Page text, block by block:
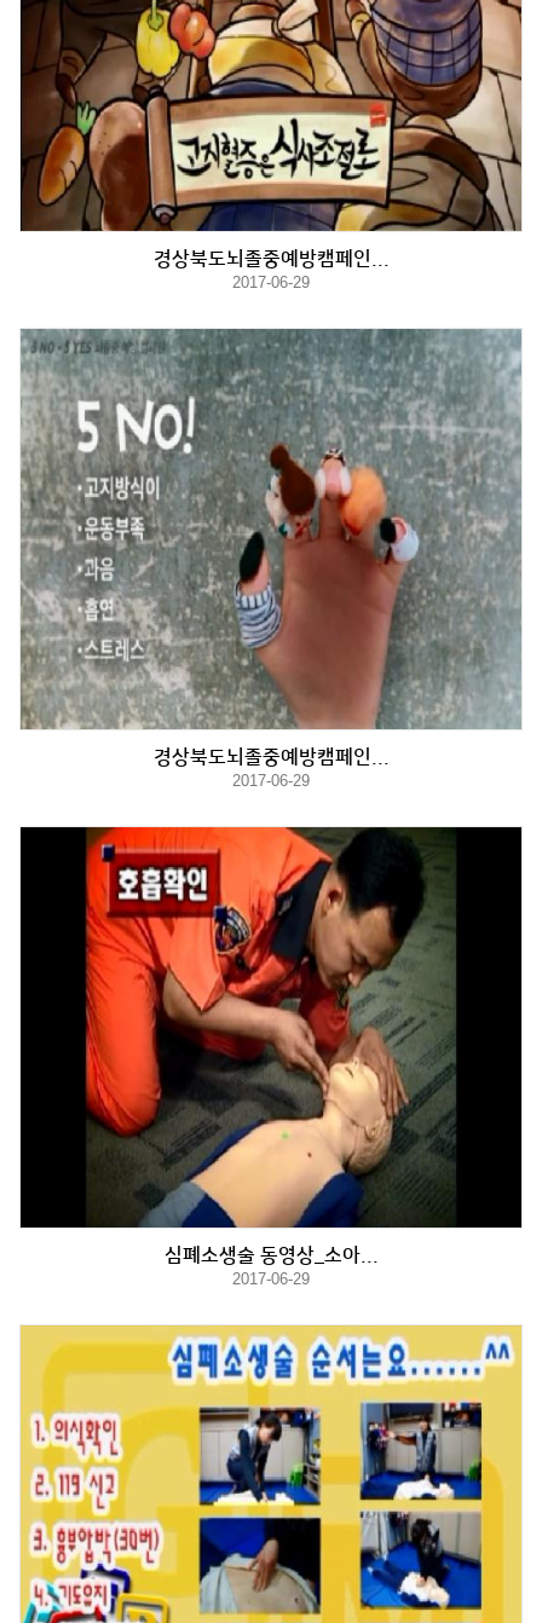
경상북도뇌졸중예방캠페인...
2017-06-29
경상북도뇌졸중예방캠페인...
2017-06-29
심폐소생술 동영상_소아...
2017-06-29